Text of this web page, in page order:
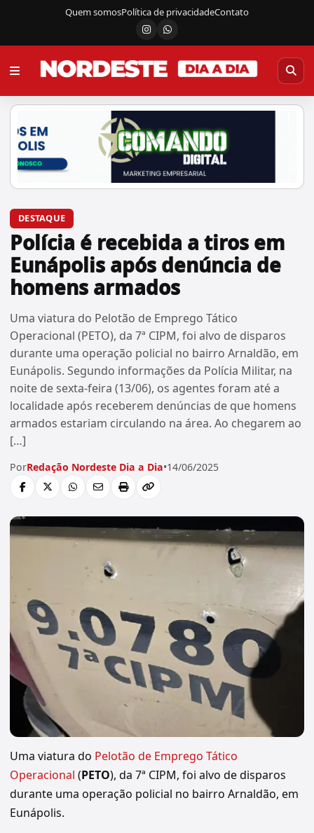
Quem somosPolítica de privacidadeContato
InstagramCanal do WhatsApp
DESTAQUE
Polícia é recebida a tiros em
Eunápolis após denúncia de
homens armados
Uma viatura do Pelotão de Emprego Tático
Operacional (PETO), da 7ª CIPM, foi alvo de disparos
durante uma operação policial no bairro Arnaldão, em
Eunápolis. Segundo informações da Polícia Militar, na
noite de sexta-feira (13/06), os agentes foram até a
localidade após receberem denúncias de que homens
armados estariam circulando na área. Ao chegarem ao
[…]
PorRedação Nordeste Dia a Dia•14/06/2025
Uma viatura do Pelotão de Emprego Tático
Operacional (PETO), da 7ª CIPM, foi alvo de disparos
durante uma operação policial no bairro Arnaldão, em
Eunápolis.